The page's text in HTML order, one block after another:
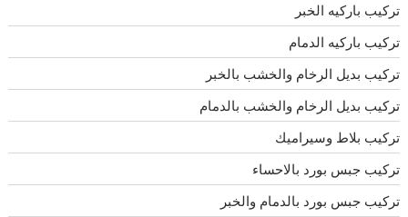
تركيب باركيه الخبر
تركيب باركيه الدمام
تركيب بديل الرخام والخشب بالخبر
تركيب بديل الرخام والخشب بالدمام
تركيب بلاط وسيراميك
تركيب جبس بورد بالاحساء
تركيب جبس بورد بالدمام والخبر